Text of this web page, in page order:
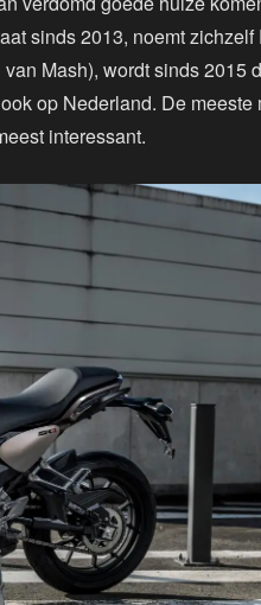
sinds 2013, noemt
Mash), wordt sinds 2015
op Nederland. De meeste
interessant.